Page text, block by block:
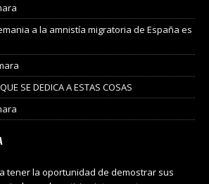
a la amnistía migratoria de España es
SE DEDICA A ESTAS COSAS
tener la oportunidad de demostrar sus